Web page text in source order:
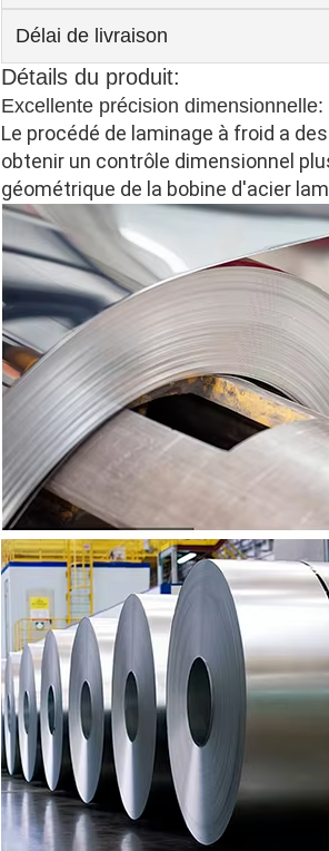
Délai de livraison
Détails du produit:
Excellente précision dimensionnelle:
Le procédé de laminage à froid a
obtenir un contrôle dimensionnel
géométrique de la bobine d'acier